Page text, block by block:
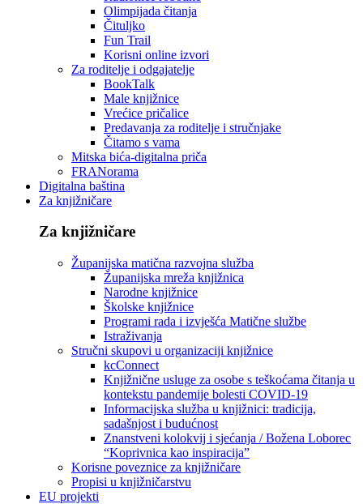
Olimpijada čitanja
Čituljko
Fun Trail
Korisni online izvori
Za roditelje i odgajatelje
BookTalk
Male knjižnice
Vrećice pričalice
Predavanja za roditelje i stručnjake
Čitamo s vama
Mitska bića-digitalna priča
FRANorama
Digitalna baština
Za knjižničare
Za knjižničare
Županijska matična razvojna služba
Županijska mreža knjižnica
Narodne knjižnice
Školske knjižnice
Programi rada i izvješća Matične službe
Istraživanja
Stručni skupovi u organizaciji knjižnice
kcConnect
Knjižnične usluge za osobe s teškoćama čitanja u
kontekstu pandemije bolesti COVID-19
Informacijska služba u knjižnici: tradicija,
sadašnjost i budućnost
Znanstveni kolokvij i sjećanja / Božena Loborec
“Koprivnica kao inspiracija”
Korisne poveznice za knjižničare
Propisi u knjižničarstvu
EU projekti